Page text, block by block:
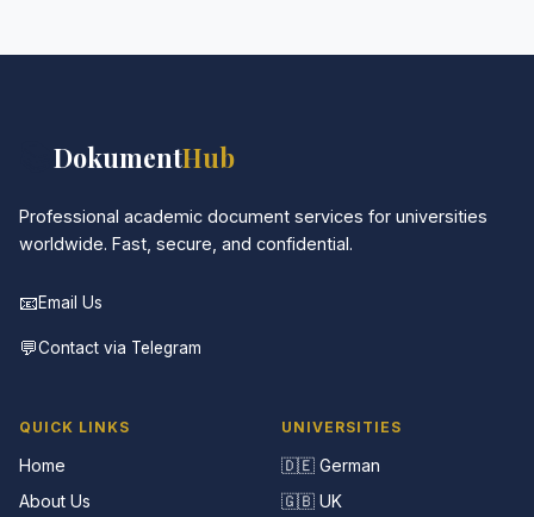
DokumentHub
Professional academic document services for universities
worldwide. Fast, secure, and confidential.
📧Email Us
💬Contact via Telegram
QUICK LINKS
Home
About Us
UNIVERSITIES
🇩🇪 German
🇬🇧 UK